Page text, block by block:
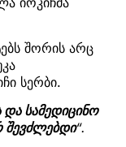
შორის არც
სერბი.
სამედიცინო
შევძლებდი“.